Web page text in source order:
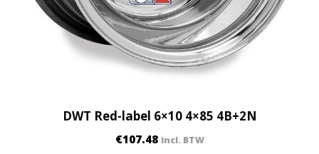
DWT Red-label 6×10 4×85 4B+2N
€107.48 incl. BTW